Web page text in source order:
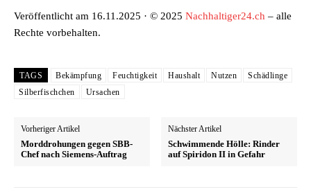
Veröffentlicht am 16.11.2025 · © 2025 Nachhaltiger24.ch – alle
Rechte vorbehalten.
TAGS Bekämpfung Feuchtigkeit Haushalt Nutzen
Schädlinge
Silberfischchen
Ursachen
Vorheriger Artikel
Morddrohungen gegen SBB-
Chef nach Siemens-Auftrag
Nächster Artikel
Schwimmende Hölle: Rinder
auf Spiridon II in Gefahr